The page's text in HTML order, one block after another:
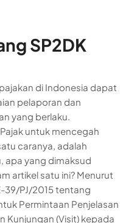
SP2DK
di Indonesia dapat
pelaporan dan
yang berlaku.
untuk mencegah
caranya, adalah
apa yang dimaksud
artikel satu ini? Menurut
39/PJ/2015 tentang
Permintaan Penjelasan
Kunjungan (Visit) kepada